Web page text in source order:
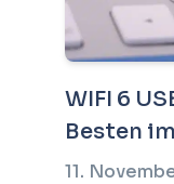
WIFI 6
Besten
11.